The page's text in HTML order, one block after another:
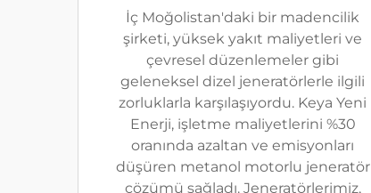
İç Moğolistan'daki bir madencilik
şirketi, yüksek yakıt maliyetleri ve
çevresel düzenlemeler gibi
geleneksel dizel jeneratörlerle ilgili
zorluklarla karşılaşıyordu. Keya Yeni
Enerji, işletme maliyetlerini %30
oranında azaltan ve emisyonları
düşüren metanol motorlu jeneratör
çözümü sağladı. Jeneratörlerimiz,